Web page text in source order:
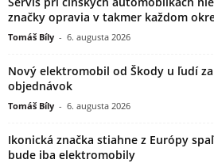
značky opravia v takmer každom
Tomáš Bíly - 6. augusta 2026
Nový elektromobil od Škody u ľudí
objednávok
Tomáš Bíly - 6. augusta 2026
Ikonická značka stiahne z Európy
bude iba elektromobily